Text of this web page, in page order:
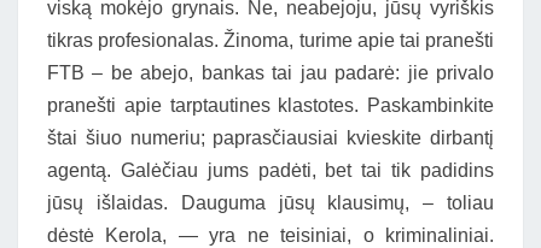
viską mokėjo grynais. Ne, neabejoju, jūsų vyriškis
tikras profesionalas. Žinoma, turime apie tai pranešti
FTB – be abejo, bankas tai jau padarė: jie privalo
pranešti apie tarptautines klastotes. Paskambinkite
štai šiuo numeriu; paprasčiausiai kvieskite dirbantį
agentą. Galėčiau jums padėti, bet tai tik padidins
jūsų išlaidas. Dauguma jūsų klausimų, – toliau
dėstė Kerola, — yra ne teisiniai, o kriminaliniai.